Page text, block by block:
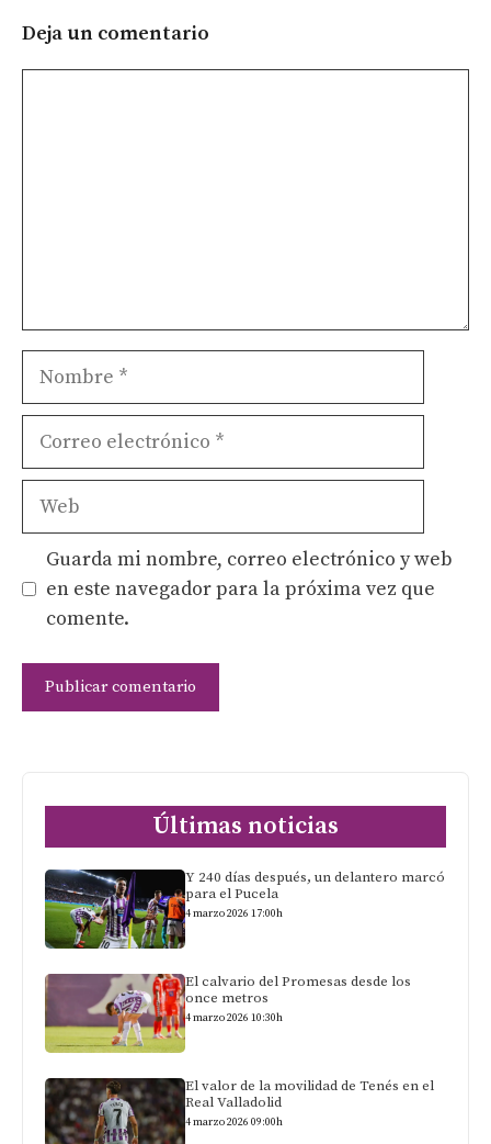
Deja un comentario
Nombre
Correo
Web
Guarda mi nombre, correo electrónico y web
en este navegador para la próxima vez que
comente.
Últimas noticias
Y 240 días después, un delantero marcó
para el Pucela
4 marzo 2026 17:00h
El calvario del Promesas desde los
once metros
4 marzo 2026 10:30h
El valor de la movilidad de Tenés en el
Real Valladolid
4 marzo 2026 09:00h